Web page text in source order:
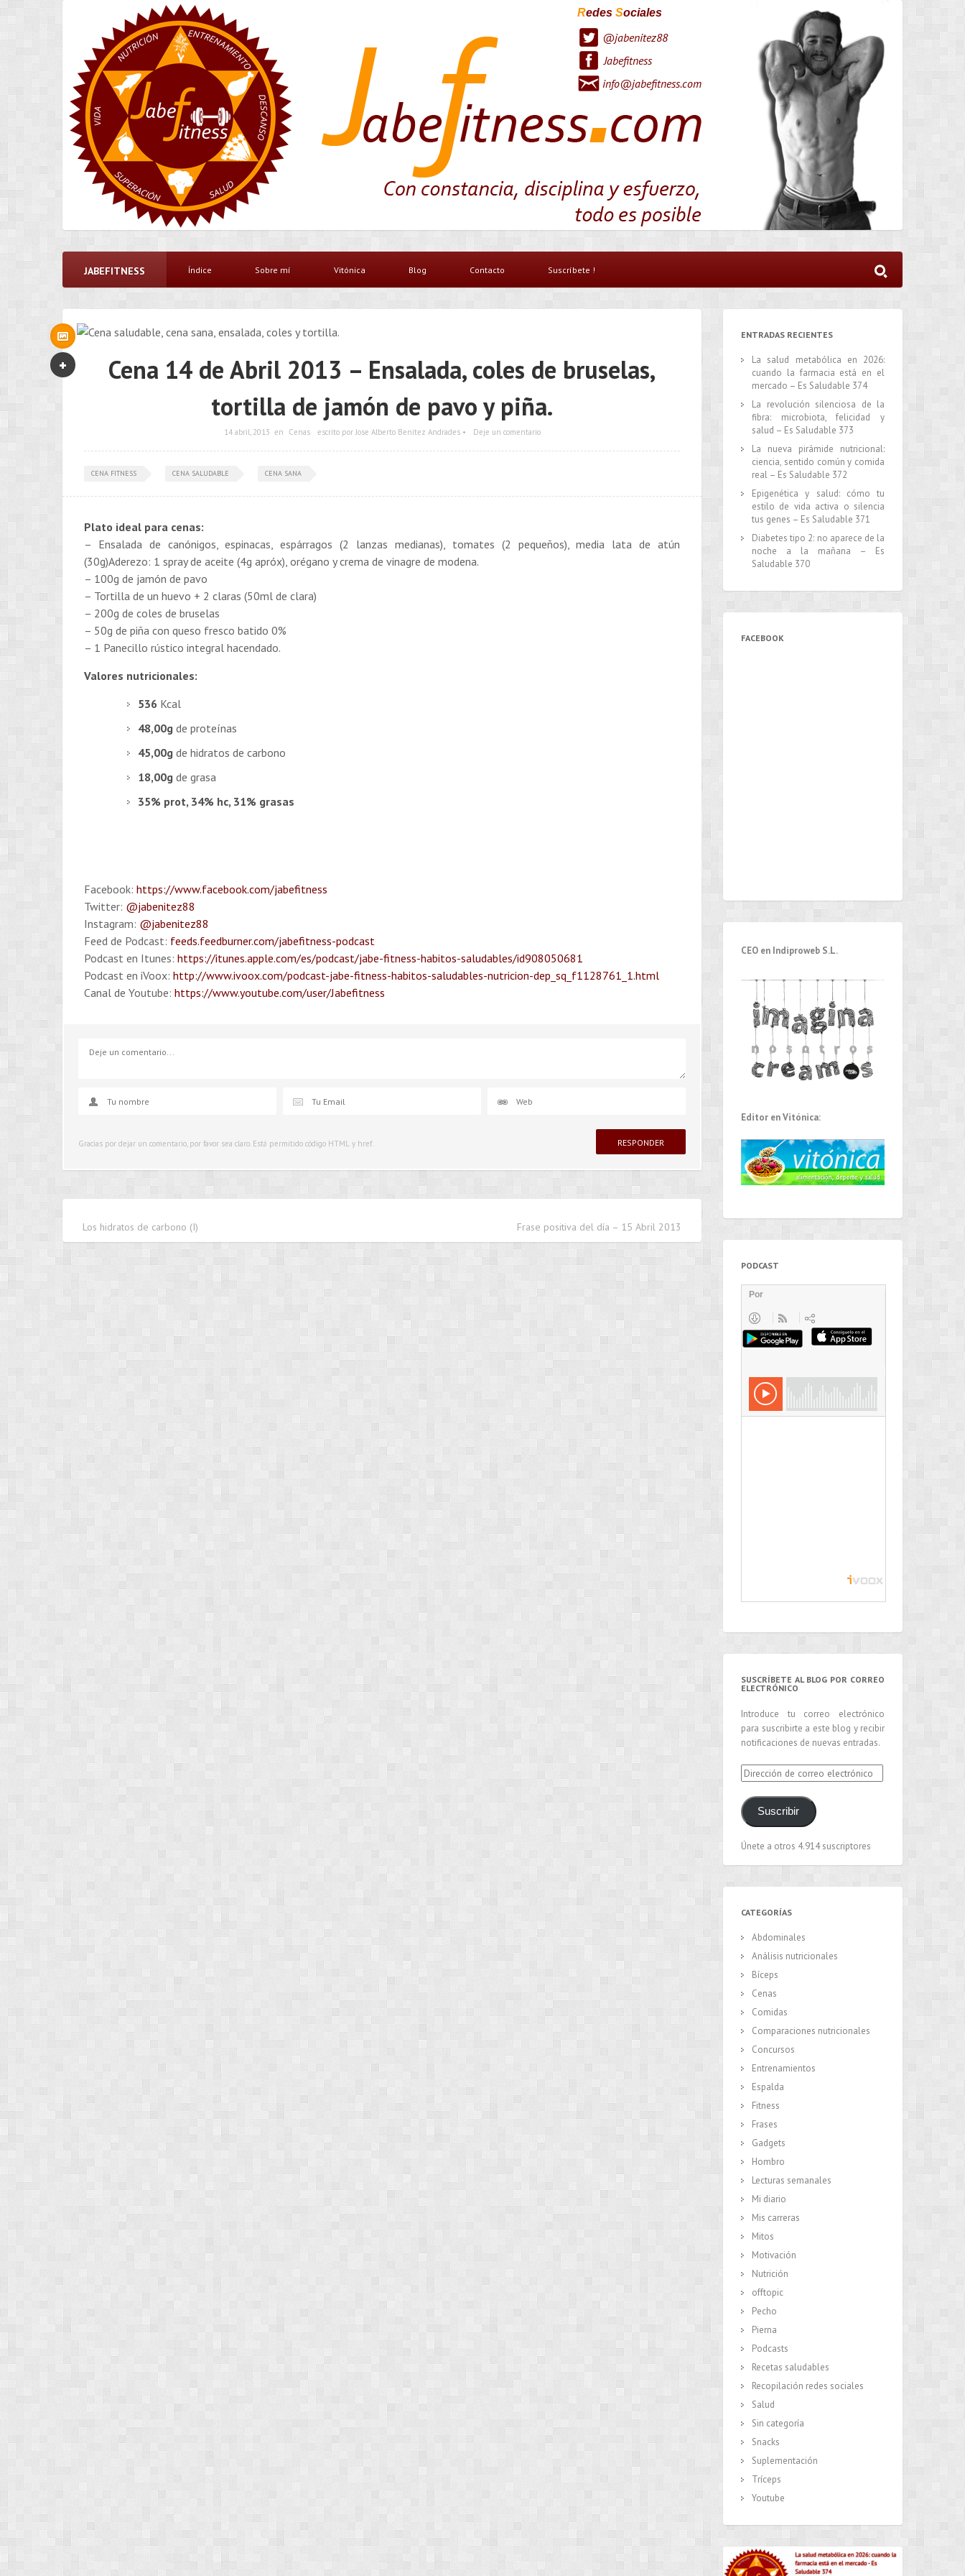
Redes Sociales
@jabenitez88
Jabefitness
info@jabefitness.com
JABEFITNESS Índice Sobre mí Vitónica Blog Contacto Suscríbete !
Cena 14 de Abril 2013 – Ensalada, coles de bruselas,
tortilla de jamón de pavo y piña.
14 abril, 2013 en Cenas escrito por Jose Alberto Benítez Andrades • Deje un comentario
CENA FITNESS CENA SALUDABLE CENA SANA
Plato ideal para cenas:
– Ensalada de canónigos, espinacas, espárragos (2 lanzas medianas), tomates (2 pequeños), media lata de atún
(30g)Aderezo: 1 spray de aceite (4g apróx), orégano y crema de vinagre de modena.
– 100g de jamón de pavo
– Tortilla de un huevo + 2 claras (50ml de clara)
– 200g de coles de bruselas
– 50g de piña con queso fresco batido 0%
– 1 Panecillo rústico integral hacendado.
Valores nutricionales:
536 Kcal
48,00g de proteínas
45,00g de hidratos de carbono
18,00g de grasa
35% prot, 34% hc, 31% grasas
Facebook: https://www.facebook.com/jabefitness
Twitter: @jabenitez88
Instagram: @jabenitez88
Feed de Podcast: feeds.feedburner.com/jabefitness-podcast
Podcast en Itunes: https://itunes.apple.com/es/podcast/jabe-fitness-habitos-saludables/id908050681
Podcast en iVoox: http://www.ivoox.com/podcast-jabe-fitness-habitos-saludables-nutricion-dep_sq_f1128761_1.html
Canal de Youtube: https://www.youtube.com/user/Jabefitness
Gracias por dejar un comentario, por favor sea claro. Está permitido código HTML y href.
Los hidratos de carbono (I) Frase positiva del día – 15 Abril 2013
ENTRADAS RECIENTES
La salud metabólica en 2026:
cuando la farmacia está en el
mercado – Es Saludable 374
La revolución silenciosa de la
fibra: microbiota, felicidad y
salud – Es Saludable 373
La nueva pirámide nutricional:
ciencia, sentido común y comida
real – Es Saludable 372
Epigenética y salud: cómo tu
estilo de vida activa o silencia
tus genes – Es Saludable 371
Diabetes tipo 2: no aparece de la
noche a la mañana – Es
Saludable 370
FACEBOOK
CEO en Indiproweb S.L.
Editor en Vitónica:
PODCAST
SUSCRÍBETE AL BLOG POR CORREO
ELECTRÓNICO
Introduce tu correo electrónico
para suscribirte a este blog y recibir
notificaciones de nuevas entradas.
Dirección
de
correo
electrónico
Suscribir
Únete a otros 4.914 suscriptores
CATEGORÍAS
Abdominales
Análisis nutricionales
Bíceps
Cenas
Comidas
Comparaciones nutricionales
Concursos
Entrenamientos
Espalda
Fitness
Frases
Gadgets
Hombro
Lecturas semanales
Mi diario
Mis carreras
Mitos
Motivación
Nutrición
offtopic
Pecho
Pierna
Podcasts
Recetas saludables
Recopilación redes sociales
Salud
Sin categoría
Snacks
Suplementación
Tríceps
Youtube